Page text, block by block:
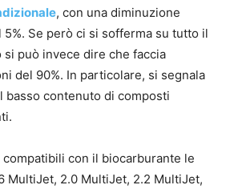
, con una diminuzione
Se però ci si sofferma su tutto il
può invece dire che faccia
del 90%. In particolare, si segnala
basso contenuto di composti
con il biocarburante le
MultiJet, 2.0 MultiJet, 2.2 MultiJet,